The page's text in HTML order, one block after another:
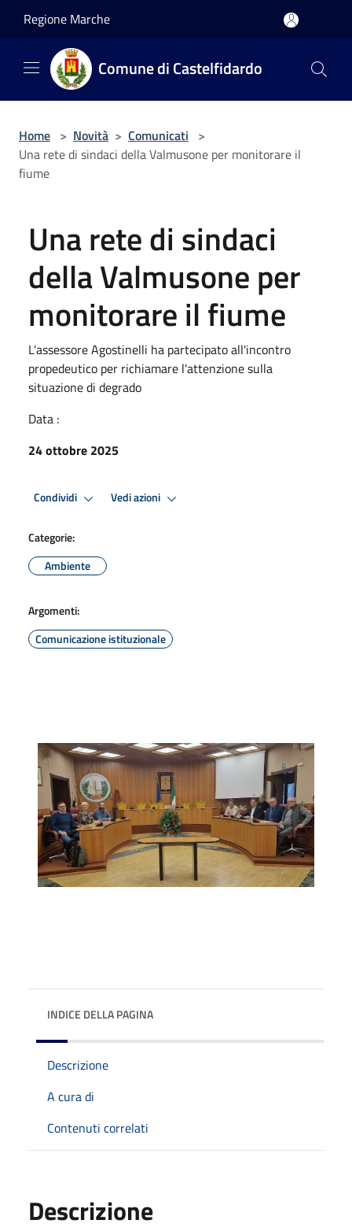
Regione Marche
Comune di Castelfidardo
Home > Novità > Comunicati >
Una rete di sindaci della Valmusone per monitorare il
fiume
Una rete di sindaci
della Valmusone per
monitorare il fiume
L'assessore Agostinelli ha partecipato all'incontro
propedeutico per richiamare l'attenzione sulla
situazione di degrado
Data :
24 ottobre 2025
Condividi Vedi azioni
Categorie:
Ambiente
Argomenti:
Comunicazione istituzionale
INDICE DELLA PAGINA
Descrizione
A cura di
Contenuti correlati
Descrizione